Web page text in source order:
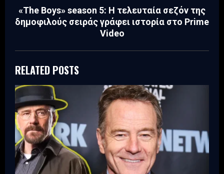
«The Boys» season 5: Η τελευταία σεζόν της
δημοφιλούς σειράς γράφει ιστορία στο Prime
Video
RELATED POSTS